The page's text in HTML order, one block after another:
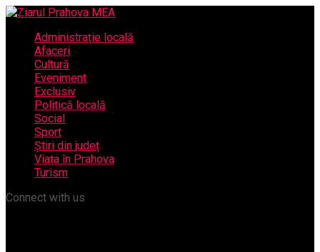
Administrație locală
Afaceri
Cultură
Eveniment
Exclusiv
Politică locală
Social
Sport
Știri din județ
Viața în Prahova
Turism
Connect with us